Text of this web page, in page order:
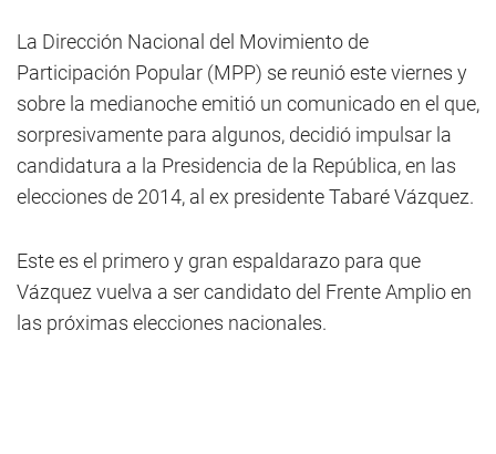
La Dirección Nacional del Movimiento de
Participación Popular (MPP) se reunió este viernes y
sobre la medianoche emitió un comunicado en el que,
sorpresivamente para algunos, decidió impulsar la
candidatura a la Presidencia de la República, en las
elecciones de 2014, al ex presidente Tabaré Vázquez.
Este es el primero y gran espaldarazo para que
Vázquez vuelva a ser candidato del Frente Amplio en
las próximas elecciones nacionales.